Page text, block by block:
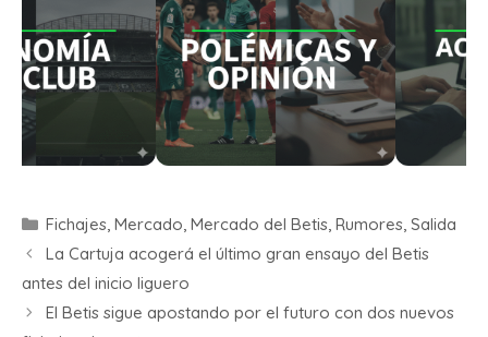
Fichajes, Mercado, Mercado del Betis, Rumores, Salida
La Cartuja acogerá el último gran ensayo del Betis
antes del inicio liguero
El Betis sigue apostando por el futuro con dos nuevos